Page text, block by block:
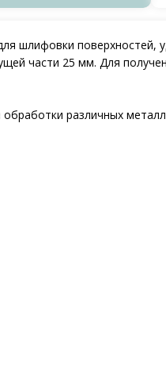
шлифовки поверхностей,
части 25 мм. Для
различных